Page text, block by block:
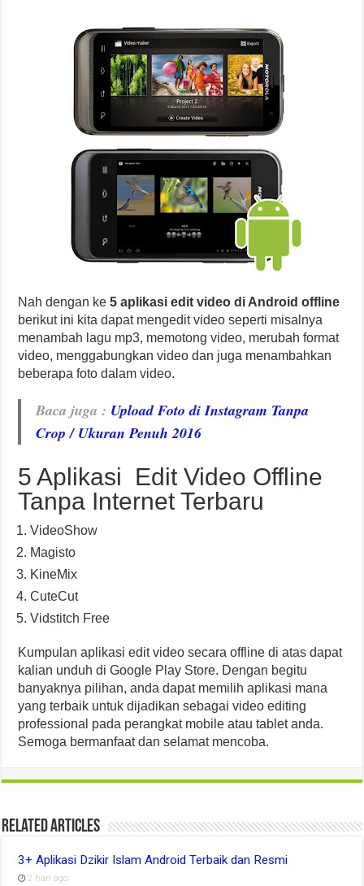
Nah dengan ke5 aplikasi edit video di Android offline
berikut ini kita dapat mengedit video seperti misalnya
menambah lagu mp3, memotong video, merubah format
video, menggabungkan video dan juga menambahkan
beberapa foto dalam video.
Baca juga : Upload Foto di Instagram Tanpa
Crop / Ukuran Penuh 2016
5 Aplikasi Edit Video Offline
Tanpa Internet Terbaru
VideoShow
Magisto
KineMix
CuteCut
Vidstitch Free
Kumpulan aplikasi edit video secara offline di atas dapat
kalian unduh di Google Play Store. Dengan begitu
banyaknya pilihan, anda dapat memilih aplikasi mana
yang terbaik untuk dijadikan sebagai video editing
professional pada perangkat mobile atau tablet anda.
Semoga bermanfaat dan selamat mencoba.
Related Articles
3+ Aplikasi Dzikir Islam Android Terbaik dan Resmi
2 hari ago